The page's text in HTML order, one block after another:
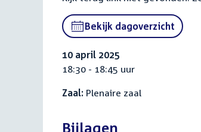
Bekijk dagoverzicht
10 april 2025
18:30 - 18:45 uur
Zaal: Plenaire zaal
Bijlagen